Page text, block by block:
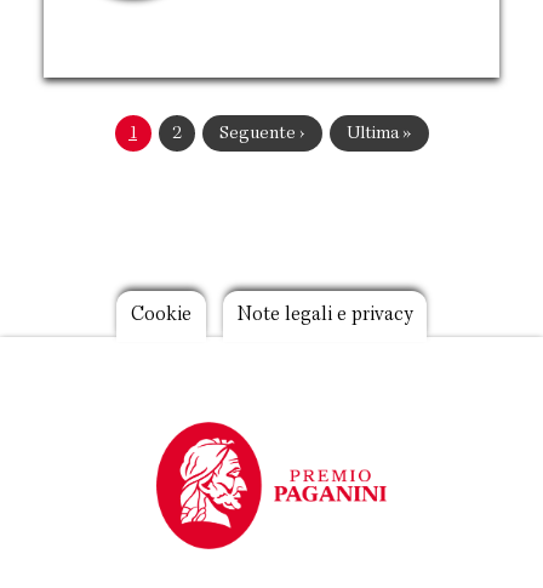
Pagina
1 Pagina
2
Pagina
Seguente ›
Ultima
Ultima »
Footer
Cookie Note legali e privacy